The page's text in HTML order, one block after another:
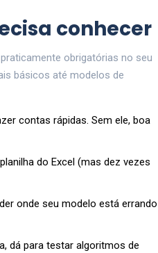
conhecer
obrigatórias no seu
básicos até modelos de
contas rápidas. Sem ele, boa
do Excel (mas dez vezes
onde seu modelo está errando
dá para testar algoritmos de